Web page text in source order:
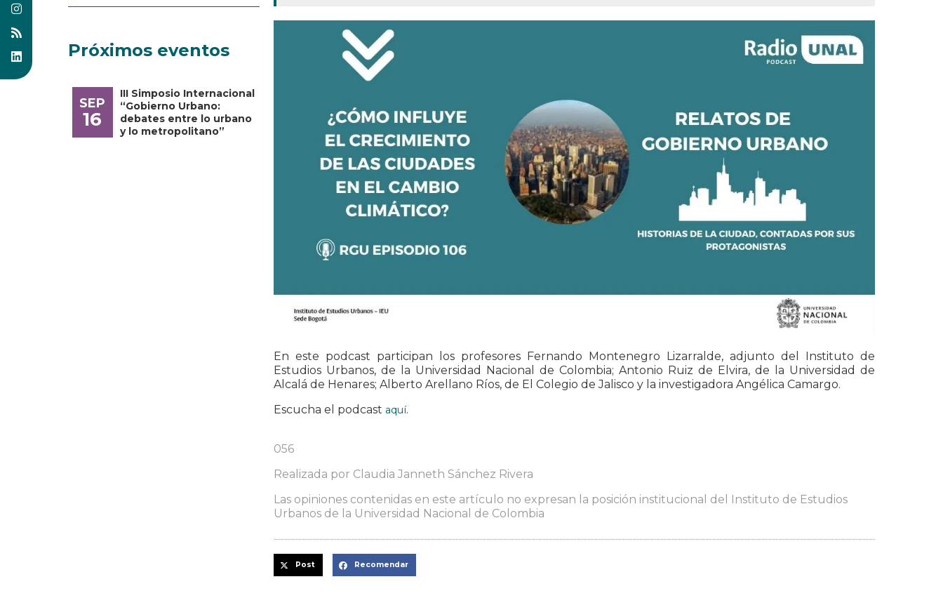
Próximos eventos
SEP
16
III Simposio Internacional
“Gobierno Urbano:
debates entre lo urbano
y lo metropolitano”
En este podcast participan los profesores Fernando Montenegro Lizarralde, adjunto del Instituto de
Estudios Urbanos, de la Universidad Nacional de Colombia; Antonio Ruiz de Elvira, de la Universidad de
Alcalá de Henares; Alberto Arellano Ríos, de El Colegio de Jalisco y la investigadora Angélica Camargo.
Escucha el podcast aquí.
056
Realizada por Claudia Janneth Sánchez Rivera
Las opiniones contenidas en este artículo no expresan la posición institucional del Instituto de Estudios
Urbanos de la Universidad Nacional de Colombia
Post Recomendar